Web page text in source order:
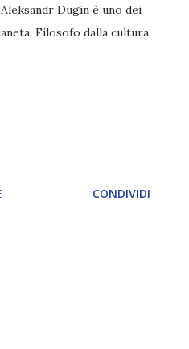
Dugin è uno dei
Filosofo dalla cultura
CONDIVIDI